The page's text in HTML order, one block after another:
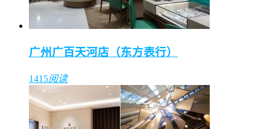
广州广百天河店（东方表行）
1415阅读